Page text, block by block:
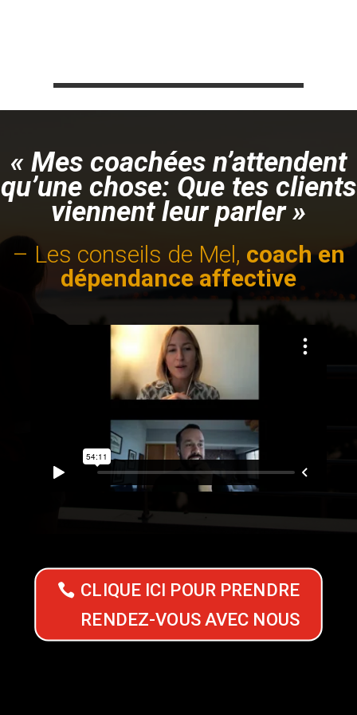
« Mes coachées n’attendent
qu’une chose: Que tes clients
viennent leur parler »
– Les conseils de Mel, coach en
dépendance affective
CLIQUE ICI POUR PRENDRE
RENDEZ-VOUS AVEC NOUS